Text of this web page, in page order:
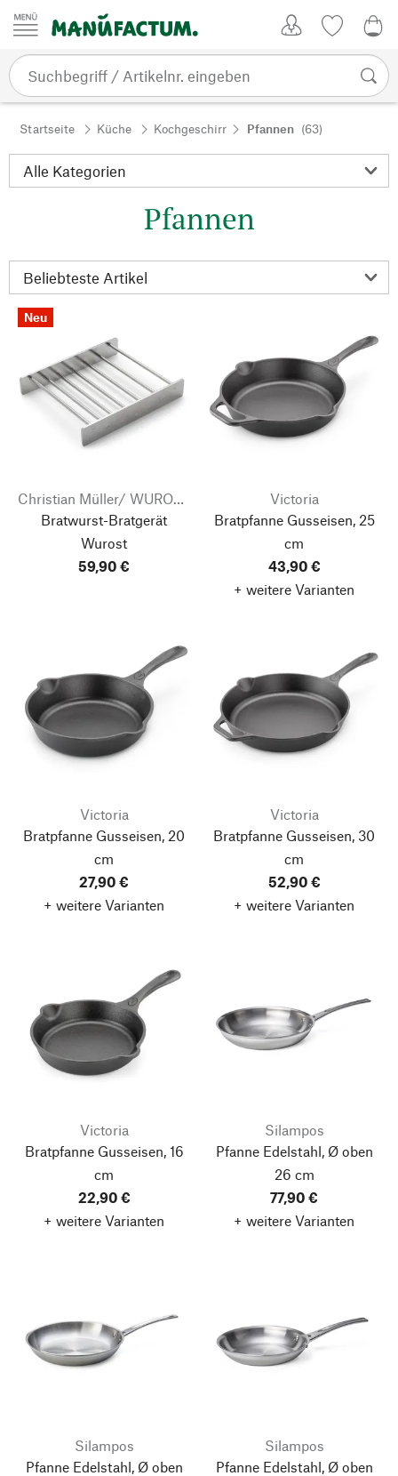
Zum Inhalt springen
Startseite Küche Kochgeschirr Pfannen (63)
Pfannen
Neu
Christian Müller/ WUROST
Bratwurst-Bratgerät
Wurost
59,90 €
Victoria
Bratpfanne Gusseisen, 25
cm
43,90 €
+ weitere Varianten
Victoria
Bratpfanne Gusseisen, 20
cm
27,90 €
+ weitere Varianten
Victoria
Bratpfanne Gusseisen, 30
cm
52,90 €
+ weitere Varianten
Victoria
Bratpfanne Gusseisen, 16
cm
22,90 €
+ weitere Varianten
Silampos
Pfanne Edelstahl, Ø oben
26 cm
77,90 €
+ weitere Varianten
Silampos
Pfanne Edelstahl, Ø oben
Silampos
Pfanne Edelstahl, Ø oben